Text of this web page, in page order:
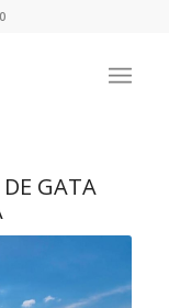
DE GATA